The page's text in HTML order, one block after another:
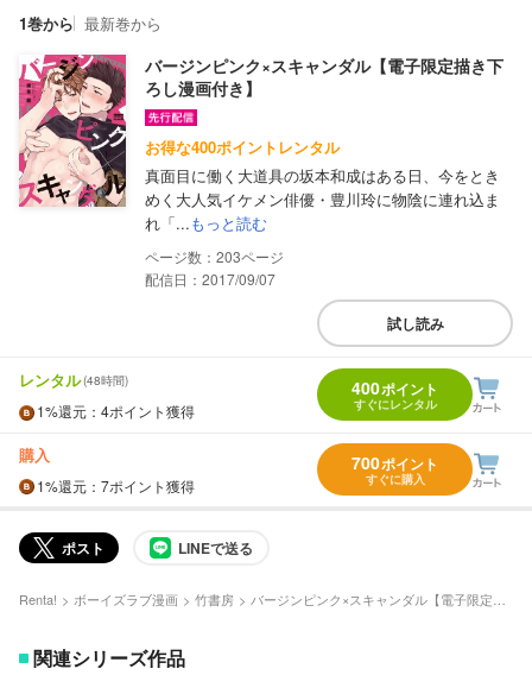
1巻から 最新巻から
バージンピンク×スキャンダル【電子限定描き下
ろし漫画付き】
お得な400ポイントレンタル
真面目に働く大道具の坂本和成はある日、今をとき
めく大人気イケメン俳優・豊川玲に物陰に連れ込ま
れ「...もっと読む
203
配信日：2017/09/07
試し読み
レンタル(48時間)
1%還元 ：4ポイント獲得
400ポイント
すぐにレンタル
購入
1%還元 ：7ポイント獲得
700ポイント
すぐに購入
ポスト LINEで送る
Renta! ボーイズラブ漫画 竹書房 バージンピンク×スキャンダル【電子限定描き下ろし漫画付き】
関連シリーズ作品